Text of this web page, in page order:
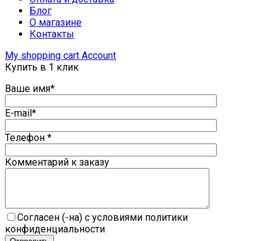
Блог
О магазине
Контакты
My shopping cart Account
Купить в 1 клик
Ваше имя*
E-mail*
Телефон *
Комментарий к заказу
Согласен (-на) с условиями политики
конфиденциальности